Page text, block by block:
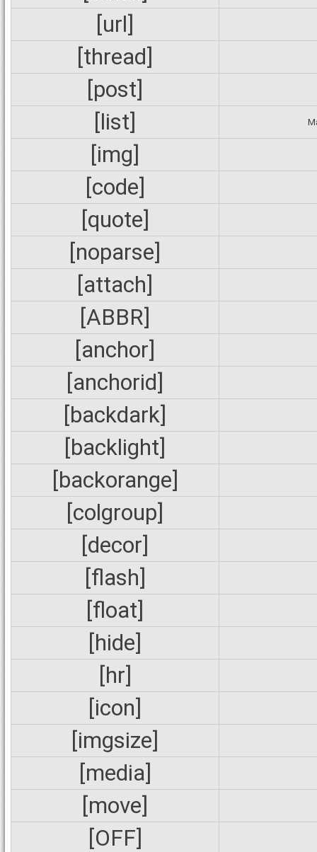
[url]
[thread]
[post]
[list]
[img]
[code]
[quote]
[noparse]
[attach]
[ABBR]
[anchor]
[anchorid]
[backdark]
[backlight]
[backorange]
[colgroup]
[decor]
[flash]
[float]
[hide]
[hr]
[icon]
[imgsize]
[media]
[move]
[OFF]